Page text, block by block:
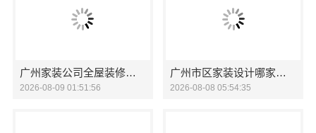
广州家装公司全屋装修首选精匠饰家整装
2026-08-09 01:51:56
广州市区家装设计哪家好毛坯房精匠饰家
2026-08-08 05:54:35